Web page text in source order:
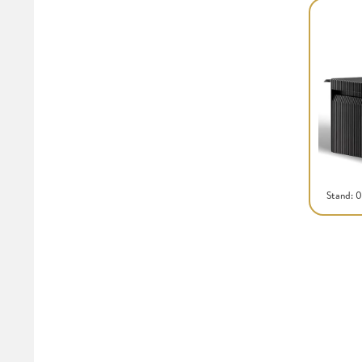
Stand: